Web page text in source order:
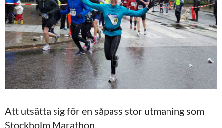
Att utsätta sig för en såpass stor utmaning som
Stockholm Marathon..